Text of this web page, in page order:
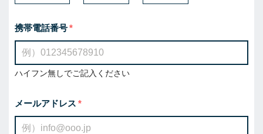
携帯電話番号
ハイフン無しでご記入ください
メールアドレス